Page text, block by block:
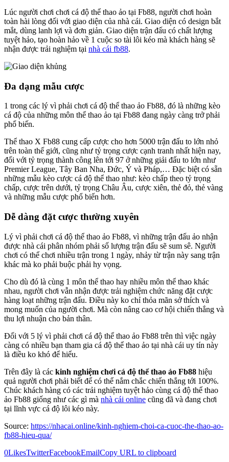
Lúc người chơi chơi cá độ thể thao ảo tại Fb88, người chơi hoàn
toàn hài lòng đối với giao diện của nhà cái. Giao diện có design bắt
mắt, dùng lanh lợi và đơn giản. Giao diện trận đấu có chất lượng
tuyệt hảo, tạo hoàn hảo về 1 cuộc so tài lôi kéo mà khách hàng sẽ
nhận được trải nghiệm tại nhà cái fb88.
Đa dạng mẫu cược
1 trong các lý vì phải chơi cá độ thể thao ảo Fb88, đó là những kèo
cá độ của những môn thể thao ảo tại Fb88 đang ngày càng trở phải
phổ biến.
Thể thao X Fb88 cung cấp cược cho hơn 5000 trận đấu to lớn nhỏ
trên toàn thế giới, cũng như tỷ trọng cược cạnh tranh nhất hiện nay,
đối với tỷ trọng thành công lên tới 97 ở những giải đấu to lớn như
Premier League, Tây Ban Nha, Đức, Ý và Pháp,… Đặc biệt có sẵn
những mẫu kèo cược cá độ thể thao như: kèo chấp theo tỷ trọng
chấp, cược trên dưới, tỷ trọng Châu Âu, cược xiên, thẻ đỏ, thẻ vàng
và những mẫu cược phổ biến hơn.
Dễ dàng đặt cược thường xuyên
Lý vì phải chơi cá độ thể thao ảo Fb88, vì những trận đấu ảo nhận
được nhà cái phân nhóm phải số lượng trận đấu sẽ sum sê. Người
chơi có thể chơi nhiều trận trong 1 ngày, nhảy từ trận này sang trận
khác mà ko phải buộc phải hy vọng.
Cho dù đó là cùng 1 môn thể thao hay nhiều môn thể thao khác
nhau, người chơi vẫn nhận được trải nghiệm chức năng đặt cược
hàng loạt những trận đấu. Điều này ko chỉ thỏa mãn sở thích và
mong muốn của người chơi. Mà còn nâng cao cơ hội chiến thắng và
thu lợi nhuận cho bản thân.
Đối với 5 lý vì phải chơi cá độ thể thao ảo Fb88 trên thì việc ngày
càng có nhiều bạn tham gia cá độ thể thao ảo tại nhà cái uy tín này
là điều ko khó để hiểu.
Trên đây là các kinh nghiệm chơi cá độ thể thao ảo Fb88 hiệu
quả người chơi phải biết để có thể nắm chắc chiến thắng tới 100%.
Chúc khách hàng có các trải nghiệm tuyệt hảo cùng cá độ thể thao
ảo Fb88 giống như các gì mà nhà cái online cũng đã và đang chơi
tại lĩnh vực cá độ lôi kéo này.
Source: https://nhacai.online/kinh-nghiem-choi-ca-cuoc-the-thao-ao-
fb88-hieu-qua/
0LikesTwitterFacebookEmailCopy URL to clipboard